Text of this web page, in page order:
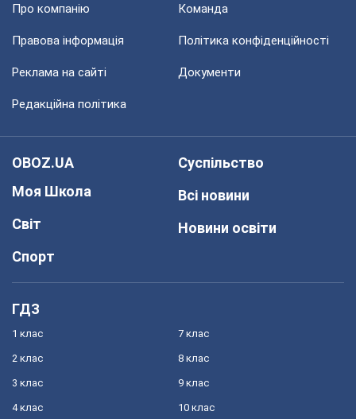
Про компанію Команда
Правова інформація Політика конфіденційності
Реклама на сайті Документи
Редакційна політика
OBOZ.UA
Моя Школа
Світ
Спорт
Суспільство
Всі новини
Новини освіти
ГДЗ
1 клас
2 клас
3 клас
4 клас
7 клас
8 клас
9 клас
10 клас